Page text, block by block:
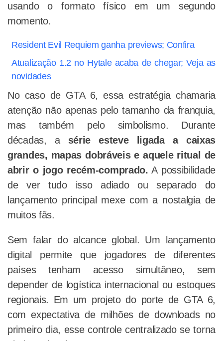
usando o formato físico em um segundo
momento.
Resident Evil Requiem ganha previews; Confira
Atualização 1.2 no Hytale acaba de chegar; Veja as
novidades
No caso de GTA 6, essa estratégia chamaria
atenção não apenas pelo tamanho da franquia,
mas também pelo simbolismo. Durante
décadas, a série esteve ligada a caixas
grandes, mapas dobráveis e aquele ritual de
abrir o jogo recém-comprado. A possibilidade
de ver tudo isso adiado ou separado do
lançamento principal mexe com a nostalgia de
muitos fãs.
Sem falar do alcance global. Um lançamento
digital permite que jogadores de diferentes
países tenham acesso simultâneo, sem
depender de logística internacional ou estoques
regionais. Em um projeto do porte de GTA 6,
com expectativa de milhões de downloads no
primeiro dia, esse controle centralizado se torna